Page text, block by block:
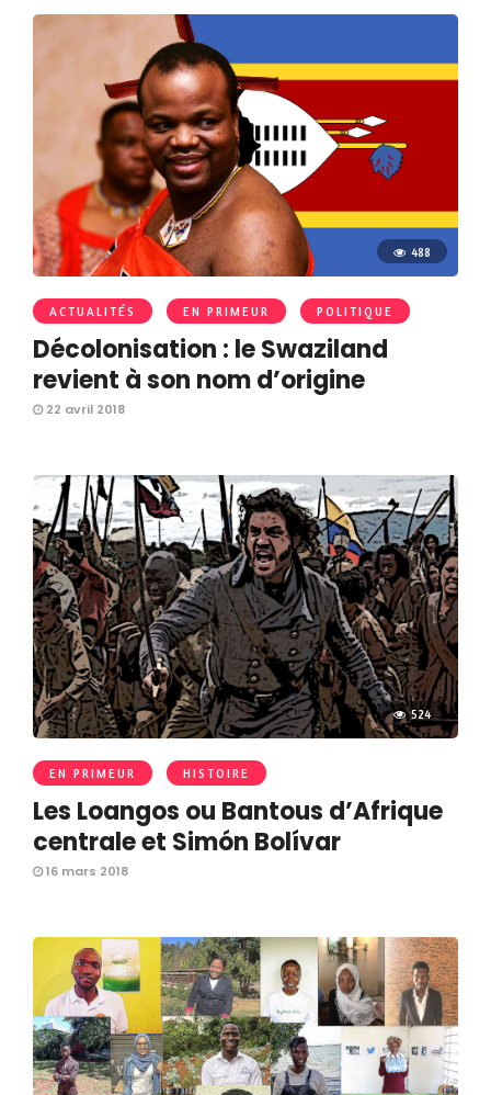
488
ACTUALITÉS EN PRIMEUR POLITIQUE
Décolonisation : le Swaziland
revient à son nom d’origine
22 avril 2018
524
EN PRIMEUR HISTOIRE
Les Loangos ou Bantous d’Afrique
centrale et Simón Bolívar
16 mars 2018